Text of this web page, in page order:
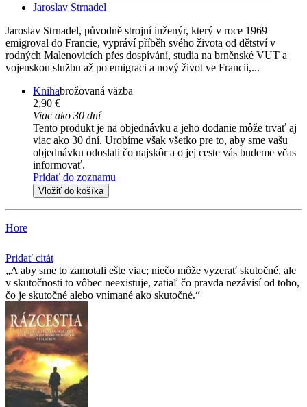
Jaroslav Strnadel
Jaroslav Strnadel, původně strojní inženýr, který v roce 1969
emigroval do Francie, vypráví příběh svého života od dětství v
rodných Malenovicích přes dospívání, studia na brněnské VUT a
vojenskou službu až po emigraci a nový život ve Francii,...
Knihabrožovaná väzba
2,90 €
Viac ako 30 dní
Tento produkt je na objednávku a jeho dodanie môže trvať aj
viac ako 30 dní. Urobíme však všetko pre to, aby sme vašu
objednávku odoslali čo najskôr a o jej ceste vás budeme včas
informovať.
Pridať do zoznamu
Vložiť do košíka
Hore
Pridať citát
A aby sme to zamotali ešte viac; niečo môže vyzerať skutočné, ale
v skutočnosti to vôbec neexistuje, zatiaľ čo pravda nezávisí od toho,
čo je skutočné alebo vnímané ako skutočné.